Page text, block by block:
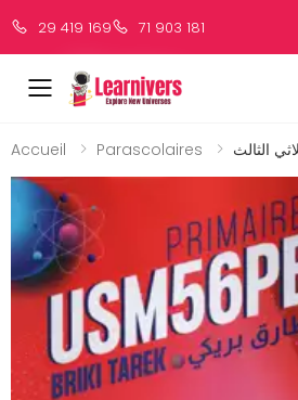
29 419 169 71 903 181
Accueil Parascolaires